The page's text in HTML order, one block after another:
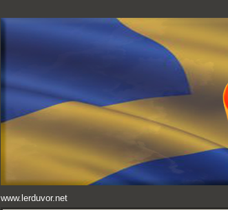
www.lerduvor.net